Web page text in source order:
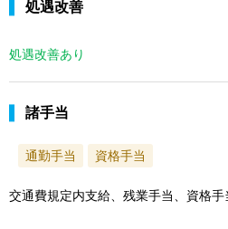
処遇改善
処遇改善あり
諸手当
通勤手当 資格手当
交通費規定内支給、残業手当、資格手